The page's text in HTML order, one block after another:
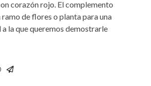
corazón rojo. El complemento
de flores o planta para una
a la que queremos demostrarle